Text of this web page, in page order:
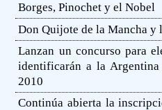
Borges, Pinochet y el Nobel
Don Quijote de la Mancha y
Lanzan un concurso para
identificarán a la
2010
Continúa abierta la